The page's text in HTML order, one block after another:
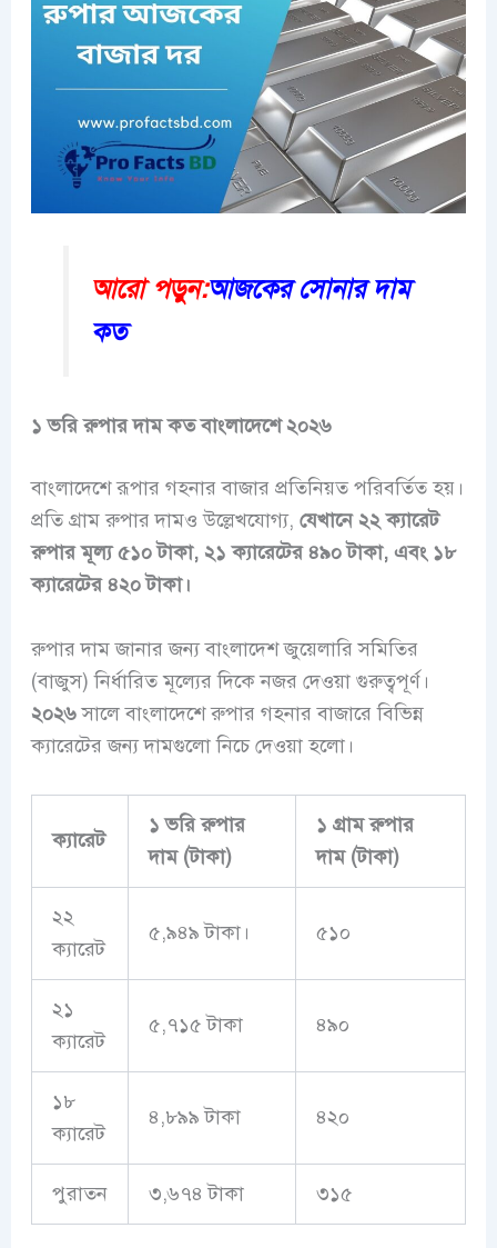
আরো পড়ুন:আজকের সোনার দাম
কত
১ ভরি রুপার দাম কত বাংলাদেশে২০২৬
বাংলাদেশে রূপার গহনার বাজার প্রতিনিয়ত পরিবর্তিত হয়।
প্রতি গ্রাম রুপার দামও উল্লেখযোগ্য, যেখানে ২২ ক্যারেট
রুপার মূল্য ৫১০ টাকা, ২১ ক্যারেটের ৪৯০ টাকা, এবং ১৮
ক্যারেটের ৪২০ টাকা।
রুপার দাম জানার জন্য বাংলাদেশ জুয়েলারি সমিতির
(বাজুস) নির্ধারিত মূল্যের দিকে নজর দেওয়া গুরুত্বপূর্ণ।
২০২৬সালে বাংলাদেশে রুপার গহনার বাজারে বিভিন্ন
ক্যারেটের জন্য দামগুলো নিচে দেওয়া হলো।
ক্যারেট
১ ভরি রুপার
দাম (টাকা)
১ গ্রাম রুপার
দাম (টাকা)
২২
ক্যারেট
৫,৯৪৯ টাকা। ৫১০
২১
ক্যারেট
৫,৭১৫ টাকা ৪৯০
১৮
ক্যারেট
৪,৮৯৯ টাকা ৪২০
পুরাতন ৩,৬৭৪ টাকা ৩১৫